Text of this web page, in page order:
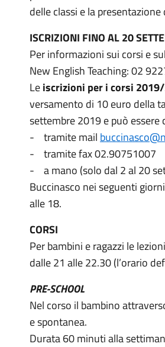
delle classi e la
ISCRIZIONI FINO AL 20
Per informazioni sui corsi e
New English Teaching: 02
Leiscrizioni per i corsi
versamento di 10 euro della
settembre 2019 e può essere
- tramite mail
- tramite fax 02.90751007
- a mano (solo dal 2 al 20
Buccinasco nei seguenti
alle 18.
CORSI
Per bambini e ragazzi le
dalle 21 alle 22.30 (l’orario
PRE-SCHOOL
Nel corso il bambino
e spontanea.
Durata 60 minuti alla